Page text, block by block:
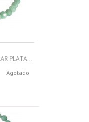
PLATA...
Agotado